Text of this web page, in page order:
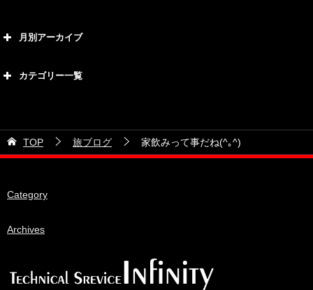
月別アーカイブ
2026年5月
2026年4月
2026年2月
2025年11月
カテゴリー一覧
21号車
28号車
TOP 旅ブログ 家飲みって事だね(^｡^)
Category
Archives